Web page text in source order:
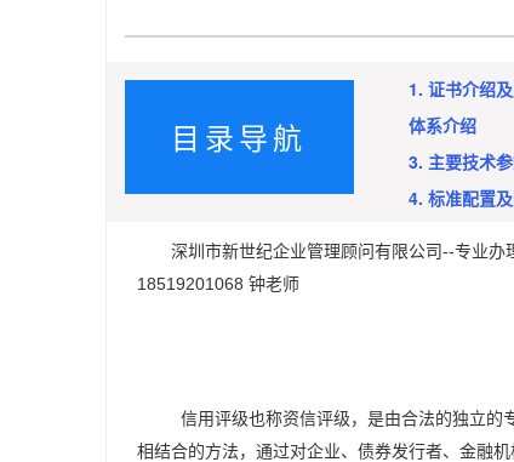
目录导航
1. 证书介绍
体系介绍
3. 主要技术
4. 标准配置
深圳市新世纪企业管理顾问有限公司--专业办
18519201068 钟老师
AAA信用
信用评级也称资信评级，是由合法的独立的
相结合的方法，通过对企业、债券发行者、金融